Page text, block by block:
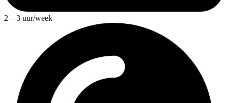
2—3 uur/week